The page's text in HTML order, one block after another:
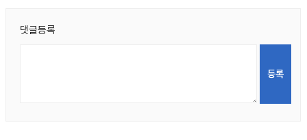
댓글등록